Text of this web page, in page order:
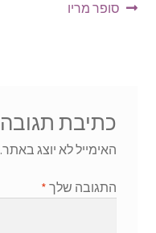
ניווט
הפוסט
סופר מריו
כתיבת תגובה
האימייל לא יוצג באתר.
התגובה שלך *